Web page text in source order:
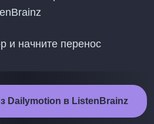
и начните перенос
Dailymotion в ListenBrainz